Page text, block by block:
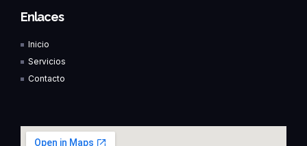
o
o
-
f
i
i
Enlaces
Inicio
Servicios
Contacto